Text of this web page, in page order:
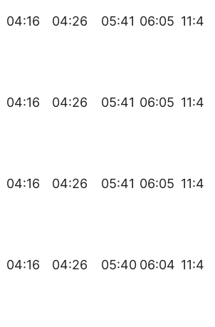
04:16 04:26 05:41 06:05 11:49
04:16 04:26 05:41 06:05 11:49
04:16 04:26 05:41 06:05 11:49
04:16 04:26 05:40 06:04 11:48